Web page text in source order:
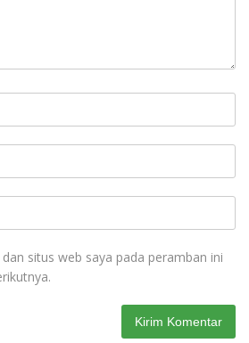
situs web saya pada peramban ini